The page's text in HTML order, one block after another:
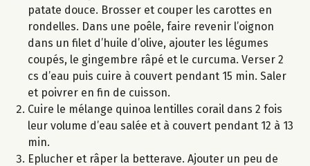
patate douce. Brosser et couper les carottes en
rondelles. Dans une poêle, faire revenir l’oignon
dans un filet d’huile d’olive, ajouter les légumes
coupés, le gingembre râpé et le curcuma. Verser 2
cs d’eau puis cuire à couvert pendant 15 min. Saler
et poivrer en fin de cuisson.
Cuire le mélange quinoa lentilles corail dans 2 fois
leur volume d’eau salée et à couvert pendant 12 à 13
min.
Eplucher et râper la betterave. Ajouter un peu de